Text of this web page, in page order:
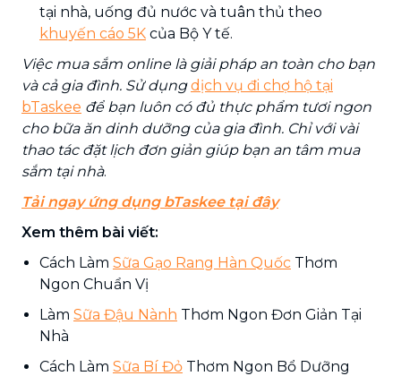
tại nhà, uống đủ nước và tuân thủ theo
khuyến cáo 5K của Bộ Y tế.
Việc mua sắm online là giải pháp an toàn cho bạn
và cả gia đình. Sử dụngdịch vụ đi chợ hộ tại
bTaskee để bạn luôn có đủ thực phẩm tươi ngon
cho bữa ăn dinh dưỡng của gia đình. Chỉ với vài
thao tác đặt lịch đơn giản giúp bạn an tâm mua
sắm tại nhà.
Tải ngay ứng dụng bTaskee tại đây
Xem thêm bài viết:
Cách Làm Sữa Gạo Rang Hàn Quốc Thơm
Ngon Chuẩn Vị
Làm Sữa Đậu Nành Thơm Ngon Đơn Giản Tại
Nhà
Cách Làm Sữa Bí Đỏ Thơm Ngon Bổ Dưỡng